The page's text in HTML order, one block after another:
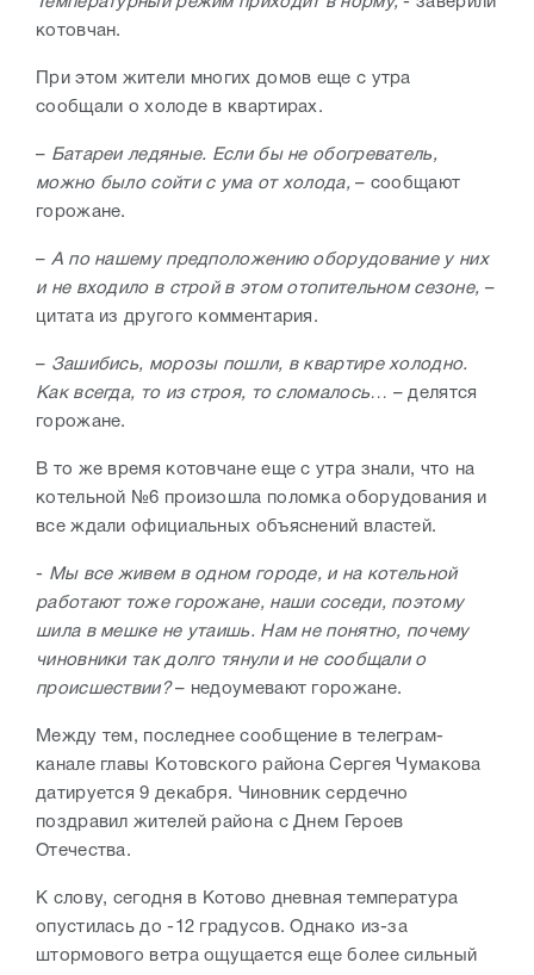
котовчан.
При этом жители многих домов еще с утра
сообщали о холоде в квартирах.
– Батареи ледяные. Если бы не обогреватель,
можно было сойти с ума от холода,– сообщают
горожане.
– А по нашему предположению оборудование у них
и не входило в строй в этом отопительном сезоне, –
цитата из другого комментария.
– Зашибись, морозы пошли, в квартире холодно.
Как всегда, то из строя, то сломалось… – делятся
горожане.
В то же время котовчане еще с утра знали, что на
котельной №6 произошла поломка оборудования и
все ждали официальных объяснений властей.
- Мы все живем в одном городе, и на котельной
работают тоже горожане, наши соседи, поэтому
шила в мешке не утаишь. Нам не понятно, почему
чиновники так долго тянули и не сообщали о
происшествии?– недоумевают горожане.
Между тем, последнее сообщение в телеграм-
канале главы Котовского района Сергея Чумакова
датируется 9 декабря. Чиновник сердечно
поздравил жителей района с Днем Героев
Отечества.
К слову, сегодня в Котово дневная температура
опустилась до -12 градусов. Однако из-за
штормового ветра ощущается еще более сильный